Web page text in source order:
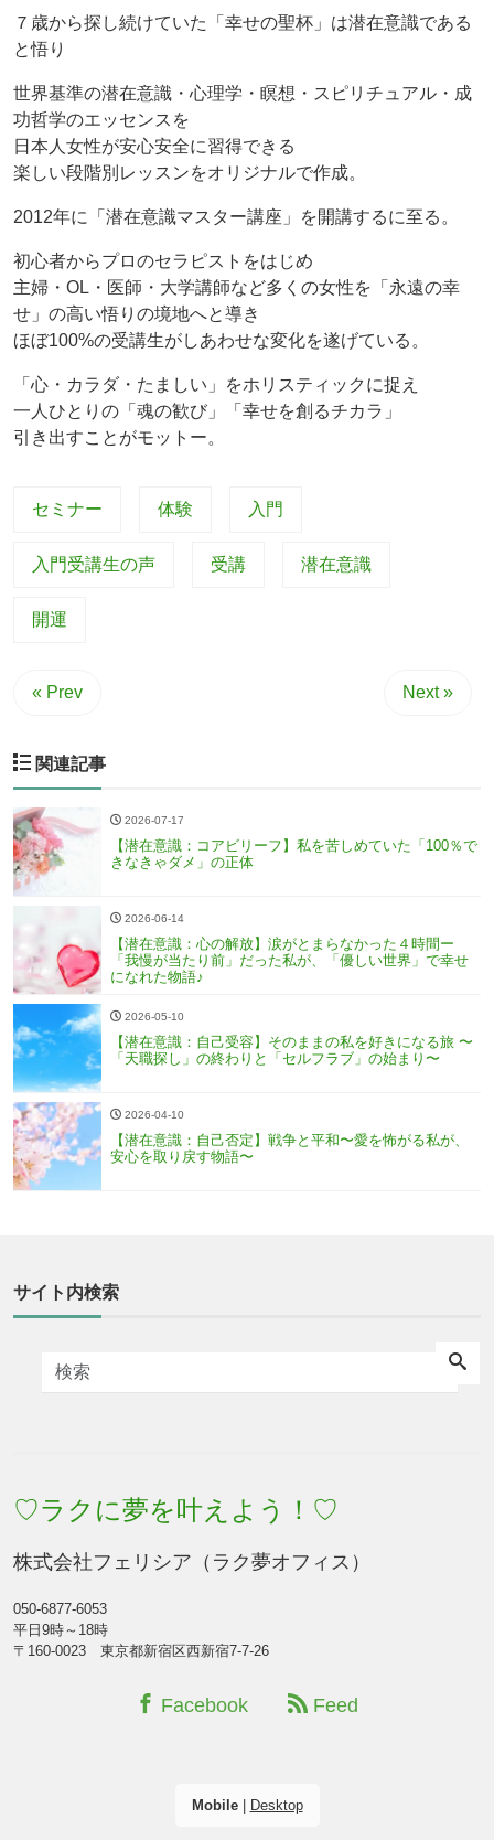
７歳から探し続けていた「幸せの聖杯」は潜在意識である
と悟り
世界基準の潜在意識・心理学・瞑想・スピリチュアル・成
功哲学のエッセンスを
日本人女性が安心安全に習得できる
楽しい段階別レッスンをオリジナルで作成。
2012年に「潜在意識マスター講座」を開講するに至る。
初心者からプロのセラピストをはじめ
主婦・OL・医師・大学講師など多くの女性を「永遠の幸
せ」の高い悟りの境地へと導き
ほぼ100%の受講生がしあわせな変化を遂げている。
「心・カラダ・たましい」をホリスティックに捉え
一人ひとりの「魂の歓び」「幸せを創るチカラ」
引き出すことがモットー。
セミナー 体験 入門
入門受講生の声 受講 潜在意識
開運
« Prev Next »
関連記事
2026-07-17
【潜在意識：コアビリーフ】私を苦しめていた「100％で
きなきゃダメ」の正体
2026-06-14
【潜在意識：心の解放】涙がとまらなかった４時間ー
「我慢が当たり前」だった私が、「優しい世界」で幸せ
になれた物語♪
2026-05-10
【潜在意識：自己受容】そのままの私を好きになる旅 〜
「天職探し」の終わりと「セルフラブ」の始まり〜
2026-04-10
【潜在意識：自己否定】戦争と平和〜愛を怖がる私が、
安心を取り戻す物語〜
サイト内検索
♡ラクに夢を叶えよう！♡
株式会社フェリシア（ラク夢オフィス）
050-6877-6053
平日9時～18時
〒160-0023 東京都新宿区西新宿7-7-26
Facebook Feed
Mobile| Desktop